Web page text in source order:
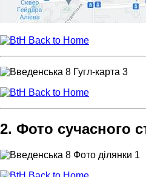
Back to Home
Back to Home
2. Фото сучасного